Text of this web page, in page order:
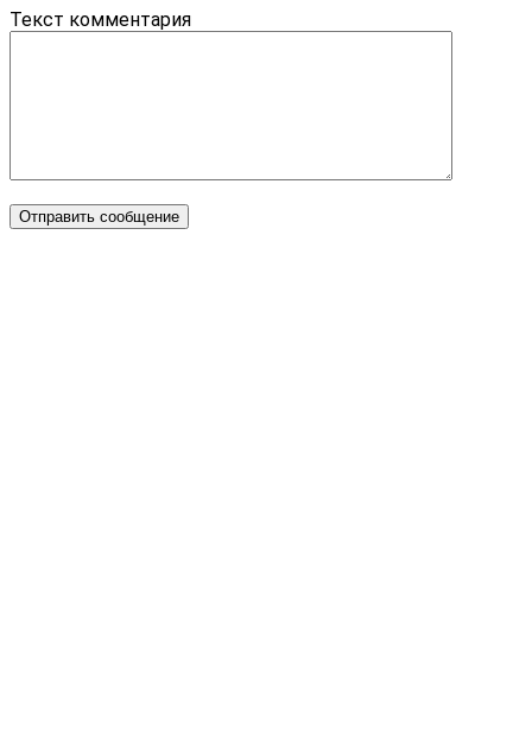
Текст комментария